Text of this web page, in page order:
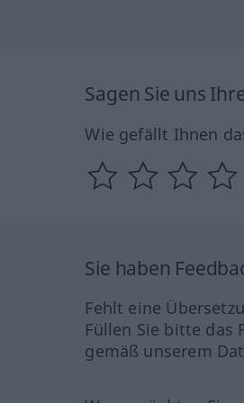
Sagen Sie uns
Wie gefällt Ihnen
Sie haben
Fehlt eine
Füllen Sie bitte das
gemäß unserem